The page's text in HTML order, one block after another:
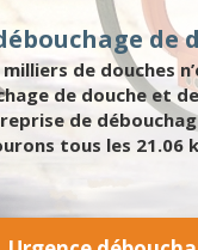
de
de douches
de douche et
de
tous les 21.06